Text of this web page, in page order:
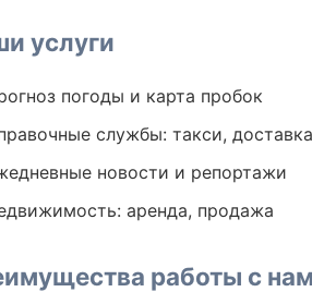
услуги
погоды и карта пробок
службы: такси,
новости и репортажи
аренда, продажа
работы с